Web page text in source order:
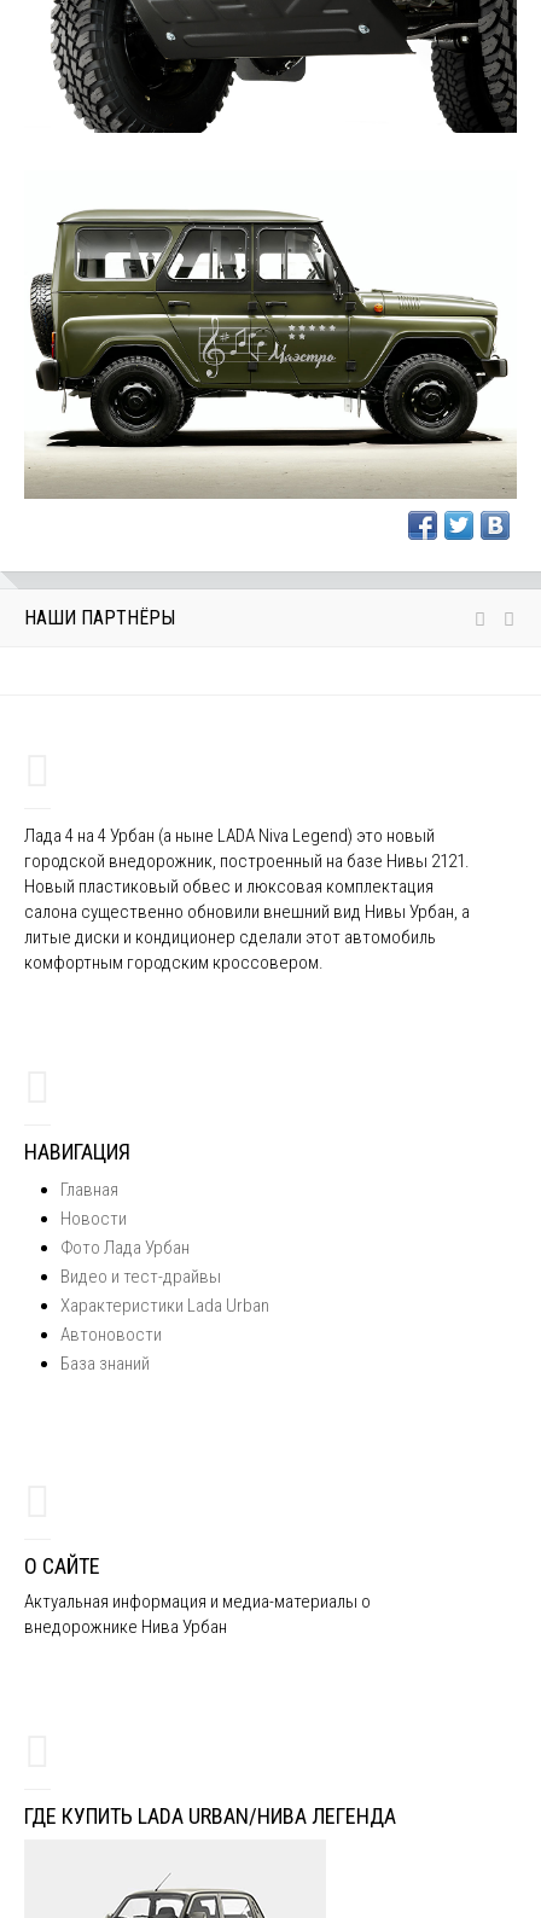
НАШИ ПАРТНЁРЫ
Лада 4 на 4 Урбан (а ныне LADA Niva Legend) это новый
городской внедорожник, построенный на базе Нивы 2121.
Новый пластиковый обвес и люксовая комплектация
салона существенно обновили внешний вид Нивы Урбан, а
литые диски и кондиционер сделали этот автомобиль
комфортным городским кроссовером.
НАВИГАЦИЯ
Главная
Новости
Фото Лада Урбан
Видео и тест-драйвы
Характеристики Lada Urban
Автоновости
База знаний
О САЙТЕ
Актуальная информация и медиа-материалы о
внедорожнике Нива Урбан
ГДЕ КУПИТЬ LADA URBAN/НИВА ЛЕГЕНДА